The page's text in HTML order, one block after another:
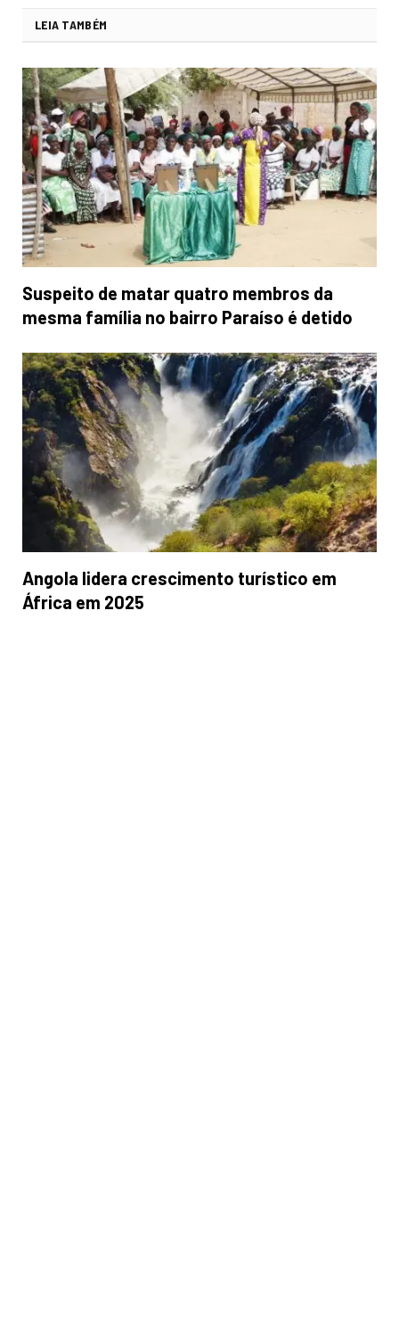
LEIA TAMBÉM
Suspeito de matar quatro membros da
mesma família no bairro Paraíso é detido
Angola lidera crescimento turístico em
África em 2025